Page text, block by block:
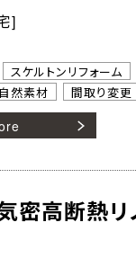
]
スケルトンリフォーム
自然素材 間取り変更
密高断熱リ